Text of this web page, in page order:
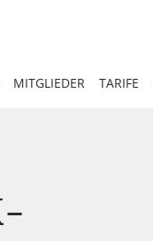
MITGLIEDER TARIFE